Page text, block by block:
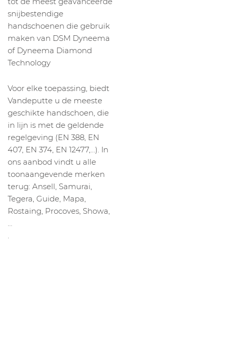
snijbestendige
handschoenen die gebruik
maken van DSM Dyneema
of Dyneema Diamond
Technology
Voor elke toepassing, biedt
Vandeputte u de meeste
geschikte handschoen, die
in lijn is met de geldende
regelgeving (EN 388, EN
407, EN 374, EN 12477,…). In
ons aanbod vindt u alle
toonaangevende merken
terug: Ansell, Samurai,
Tegera, Guide, Mapa,
Rostaing, Procoves, Showa,
…
.